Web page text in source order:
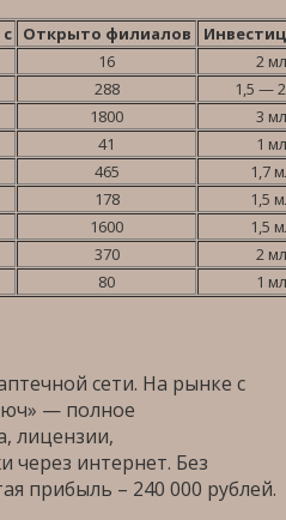
Открыто филиалов
16
2
288
1,5 —
1800
3
41
1
465
1,7
178
1,5
1600
1,5
370
2
80 1
сети. На рынке с
— полное
лицензии,
интернет. Без
прибыль – 240 000 рублей.